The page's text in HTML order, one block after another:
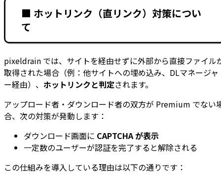
■ ホットリンク（直リンク）対策につい
て
pixeldrain では、サイトを経由せずに外部から直接ファイル
取得された場合（例：他サイトへの埋め込み、DLマネージャ
ー経由）、 ホットリンクと判定されます。
アップロード者・ダウンロード者の双方が Premium でない
合、次の対策が発動します：
ダウンロード画面に CAPTCHA が表示
一定数のユーザーが認証を完了すると解除される
この仕組みを導入している理由は以下の通りです：